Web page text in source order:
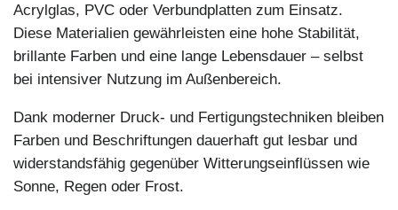
Acrylglas, PVC oder Verbundplatten zum Einsatz.
Diese Materialien gewährleisten eine hohe Stabilität,
brillante Farben und eine lange Lebensdauer – selbst
bei intensiver Nutzung im Außenbereich.
Dank moderner Druck- und Fertigungstechniken bleiben
Farben und Beschriftungen dauerhaft gut lesbar und
widerstandsfähig gegenüber Witterungseinflüssen wie
Sonne, Regen oder Frost.